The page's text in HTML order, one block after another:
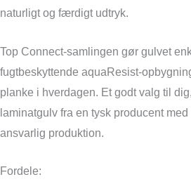
naturligt og færdigt udtryk.
Top Connect-samlingen gør gulvet
fugtbeskyttende aquaResist-
planke i hverdagen. Et godt valg til
laminatgulv fra en tysk producent
ansvarlig produktion.
Fordele: